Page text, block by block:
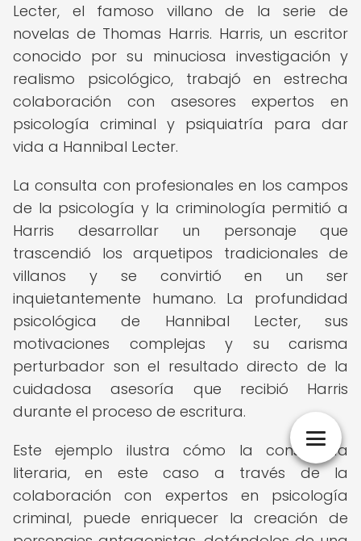
Lecter, el famoso villano de la serie de
novelas de Thomas Harris. Harris, un escritor
conocido por su minuciosa investigación y
realismo psicológico, trabajó en estrecha
colaboración con asesores expertos en
psicología criminal y psiquiatría para dar
vida a Hannibal Lecter.
La consulta con profesionales en los campos
de la psicología y la criminología permitió a
Harris desarrollar un personaje que
trascendió los arquetipos tradicionales de
villanos y se convirtió en un ser
inquietantemente humano. La profundidad
psicológica de Hannibal Lecter, sus
motivaciones complejas y su carisma
perturbador son el resultado directo de la
cuidadosa asesoría que recibió Harris
durante el proceso de escritura.
Este ejemplo ilustra cómo la consultoría
literaria, en este caso a través de la
colaboración con expertos en psicología
criminal, puede enriquecer la creación de